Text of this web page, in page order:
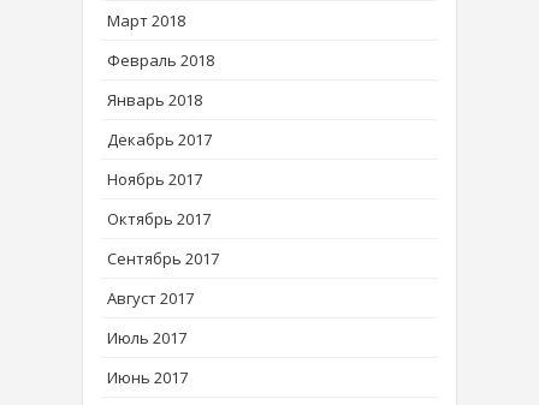
Март 2018
Февраль 2018
Январь 2018
Декабрь 2017
Ноябрь 2017
Октябрь 2017
Сентябрь 2017
Август 2017
Июль 2017
Июнь 2017